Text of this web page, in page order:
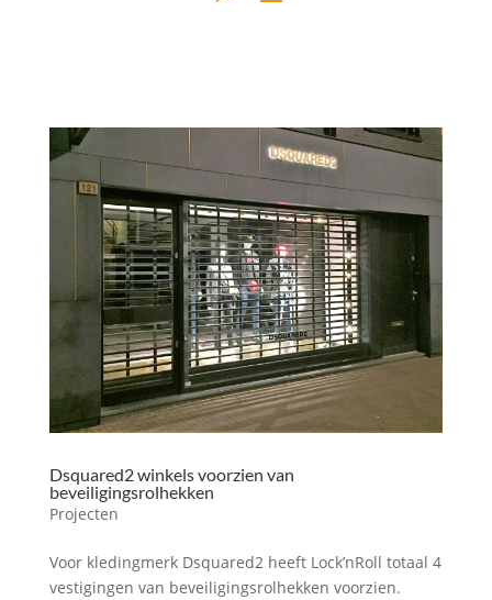
Dsquared2 winkels voorzien van
beveiligingsrolhekken
Projecten
Voor kledingmerk Dsquared2 heeft Lock’nRoll totaal 4
vestigingen van beveiligingsrolhekken voorzien.